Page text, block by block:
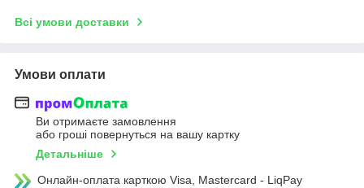
Всі умови доставки
Умови оплати
Ви отримаєте замовлення
або гроші повернуться на вашу картку
Детальніше
Онлайн-оплата карткою Visa, Mastercard - LiqPay